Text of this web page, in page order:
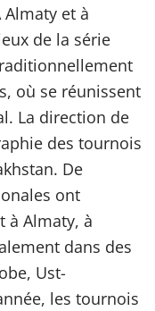
Almaty et à
de la série
où se réunissent
La direction de
des tournois
De
ont
à Almaty, à
dans des
Ust-
les tournois